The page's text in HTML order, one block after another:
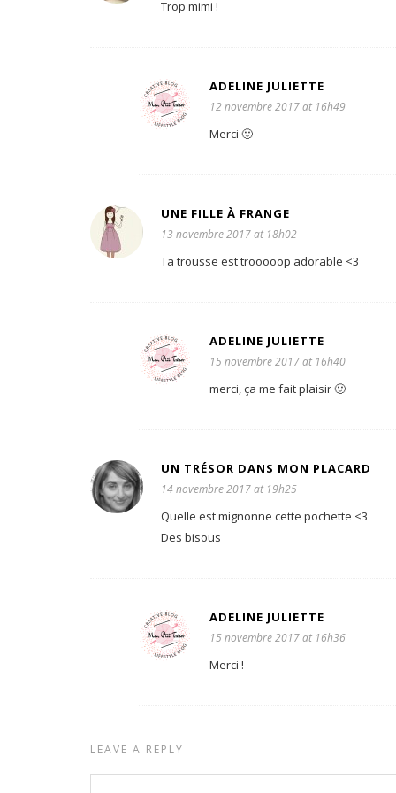
Trop mimi !
ADELINE JULIETTE
12 novembre 2017 at 16h49
Merci 🙂
UNE FILLE À FRANGE
13 novembre 2017 at 18h02
Ta trousse est trooooop adorable <3
ADELINE JULIETTE
15 novembre 2017 at 16h40
merci, ça me fait plaisir 🙂
UN TRÉSOR DANS MON PLACARD
14 novembre 2017 at 19h25
Quelle est mignonne cette pochette <3
Des bisous
ADELINE JULIETTE
15 novembre 2017 at 16h36
Merci !
LEAVE A REPLY